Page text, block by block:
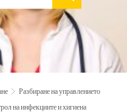
Разбиране на управлението
на инфекциите и хигиена